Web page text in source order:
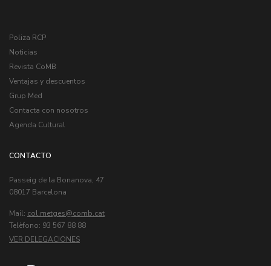
Poliza RCP
Noticias
Revista CoMB
Ventajas y descuentos
Grup Med
Contacta con nosotros
Agenda Cultural
CONTACTO
Passeig de la Bonanova, 47
08017 Barcelona
Mail: col.metges
Telèfono: 93 567 88 88
VER DELEGACIONES